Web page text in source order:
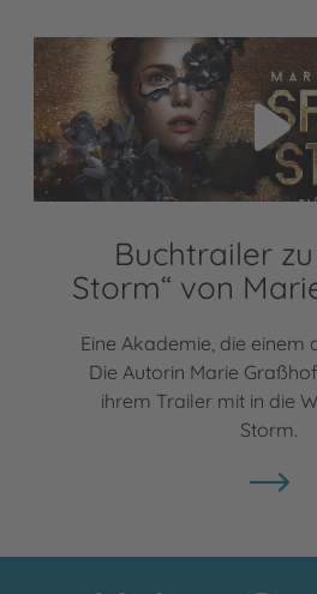
Video abspielen
Buchtrailer zu
Storm“ von
Eine Akademie, die einem
Die Autorin Marie
ihrem Trailer mit in die
Storm.